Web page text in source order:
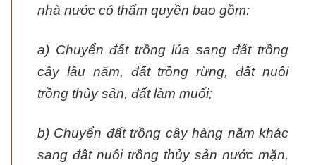
nhà nước có thẩm quyền bao gồm:
a) Chuyển đất trồng lúa sang đất trồng
cây lâu năm, đất trồng rừng, đất nuôi
trồng thủy sản, đất làm muối;
b) Chuyển đất trồng cây hàng năm khác
sang đất nuôi trồng thủy sản nước mặn,